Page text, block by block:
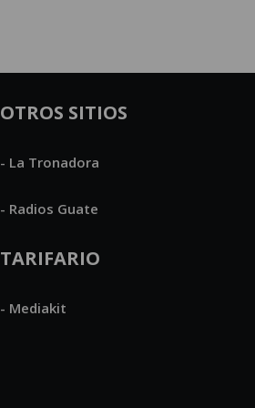
OTROS SITIOS
- La Tronadora
- Radios Guate
TARIFARIO
- Mediakit